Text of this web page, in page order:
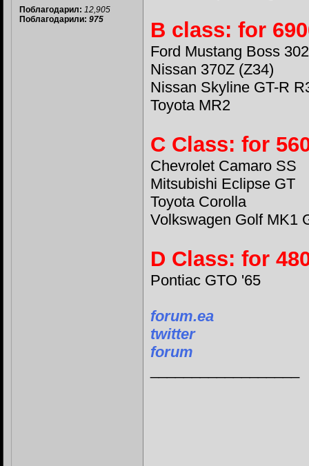
Поблагодарил: 12,905
Поблагодарили: 975 B class: for
Ford Mustang Boss
Nissan 370Z (Z34)
Nissan Skyline GT-R
Toyota MR2
C Class: for
Chevrolet Camaro SS
Mitsubishi Eclipse GT
Toyota Corolla
Volkswagen Golf MK1
D Class: for
Pontiac GTO '65
forum.ea
twitter
forum